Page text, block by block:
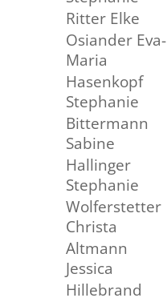
Ritter Elke
Osiander Eva-
Maria
Hasenkopf
Stephanie
Bittermann
Sabine
Hallinger
Stephanie
Wolferstetter
Christa
Altmann
Jessica
Hillebrand